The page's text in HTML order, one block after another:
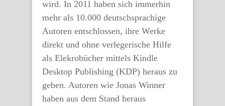
wird. In 2011 haben sich immerhin
mehr als 10.000 deutschsprachige
Autoren entschlossen, ihre Werke
direkt und ohne verlegerische Hilfe
als Elekrobücher mittels Kindle
Desktop Publishing (KDP) heraus zu
geben. Autoren wie Jonas Winner
haben aus dem Stand heraus